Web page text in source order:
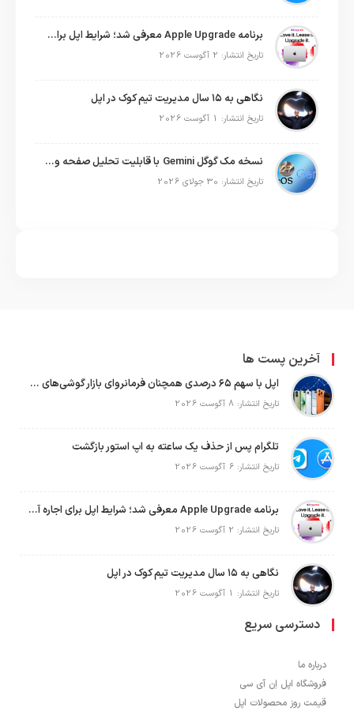
برنامه Apple Upgrade معرفی شد؛ شرایط اپل برای اجاره آیفون، آیپد، مک و اپل واچ
تاریخ انتشار: 2 آگوست 2026
نگاهی به ۱۵ سال مدیریت تیم کوک در اپل
تاریخ انتشار: 1 آگوست 2026
نسخه مک گوگل Gemini با قابلیت تحلیل صفحه و دستورات صوتی در به‌روزرسانی جدید
تاریخ انتشار: 30 جولای 2026
آخرین پست ها
اپل با سهم ۶۵ درصدی همچنان فرمانروای بازار گوشی‌های پریمیوم جهان است
تاریخ انتشار: 8 آگوست 2026
تلگرام پس از حذف یک ساعته به اپ استور بازگشت
تاریخ انتشار: 6 آگوست 2026
برنامه Apple Upgrade معرفی شد؛ شرایط اپل برای اجاره آیفون، آیپد، مک و اپل واچ
تاریخ انتشار: 2 آگوست 2026
نگاهی به ۱۵ سال مدیریت تیم کوک در اپل
تاریخ انتشار: 1 آگوست 2026
دسترسی سریع
درباره ما
فروشگاه اپل اِن آی سی
قیمت روز محصولات اپل